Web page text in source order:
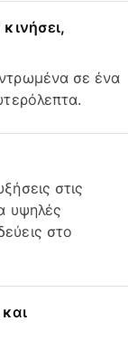
σε ένα
στις
υψηλές
στο